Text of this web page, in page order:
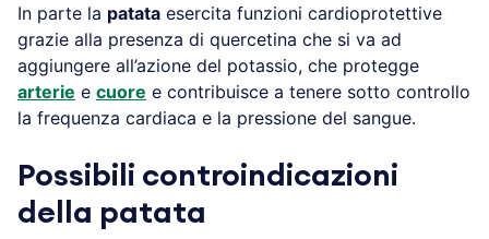
In parte la patata esercita funzioni cardioprotettive
grazie alla presenza di quercetina che si va ad
aggiungere all’azione del potassio, che protegge
arterie e cuore e contribuisce a tenere sotto controllo
la frequenza cardiaca e la pressione del sangue.
Possibili controindicazioni
della patata